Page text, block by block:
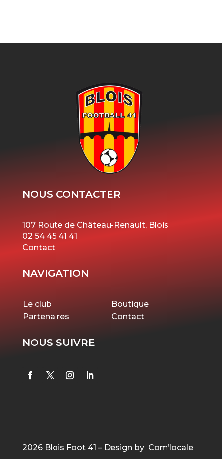
NOUS CONTACTER
107 Route de Château-Renault, Blois
02 54 45 41 41
Contact
NAVIGATION
Le club
Boutique
Partenaires
Contact
NOUS SUIVRE
2026 Blois Foot 41 – Design by Com’locale